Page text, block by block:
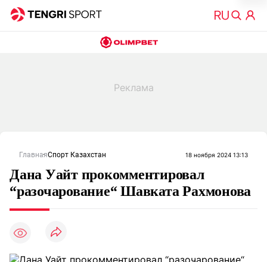
ГлавнаяСпорт Казахстан 18 ноября 2024 13:13
Дана Уайт прокомментировал
“разочарование“ Шавката Рахмонова